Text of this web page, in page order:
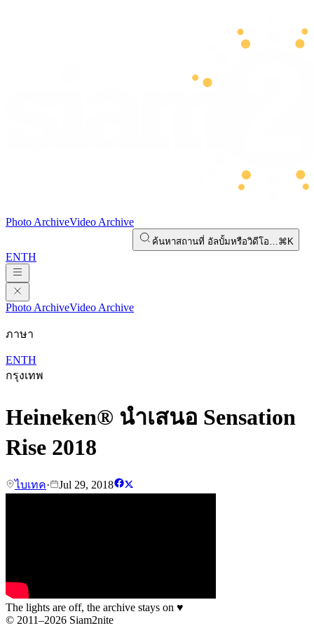
Photo ArchiveVideo Archive
ค้นหาสถานที่ อัลบั้มหรือวิดีโอ…⌘K
ENTH
Photo ArchiveVideo Archive
ภาษา
ENTH
กรุงเทพ
Heineken® นำเสนอ Sensation
Rise 2018
ไบเทค· Jul 29, 2018
The lights are off, the archive stays on ♥
© 2011–2026 Siam2nite